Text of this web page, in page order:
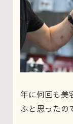
年に何回も美
ふと思ったの